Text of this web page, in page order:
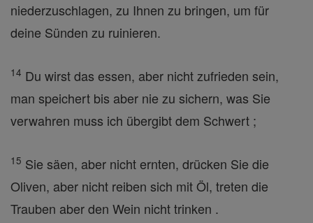
niederzuschlagen, zu Ihnen zu bringen, um für
deine Sünden zu ruinieren.
14 Du wirst das essen, aber nicht zufrieden sein,
man speichert bis aber nie zu sichern, was Sie
verwahren muss ich übergibt dem Schwert ;
15 Sie säen, aber nicht ernten, drücken Sie die
Oliven, aber nicht reiben sich mit Öl, treten die
Trauben aber den Wein nicht trinken .